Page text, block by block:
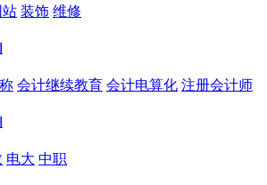
站 装饰 维修
会计继续教育 会计电算化 注册会计师
电大 中职